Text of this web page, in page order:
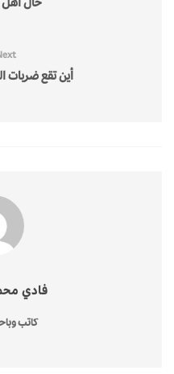
أين تقع ضربات
فادي
كاتب